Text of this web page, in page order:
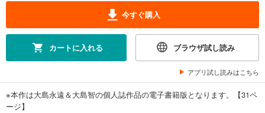
今すぐ購入
カートに入れる ブラウザ試し読み
アプリ試し読みはこちら
※本作は大島永遠＆大島智の個人誌作品の電子書籍版となります。【31ペ
ージ】